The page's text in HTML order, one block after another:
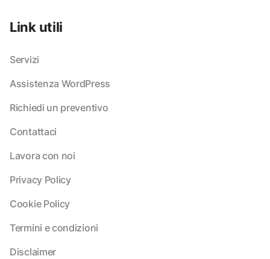
Link utili
Servizi
Assistenza WordPress
Richiedi un preventivo
Contattaci
Lavora con noi
Privacy Policy
Cookie Policy
Termini e condizioni
Disclaimer